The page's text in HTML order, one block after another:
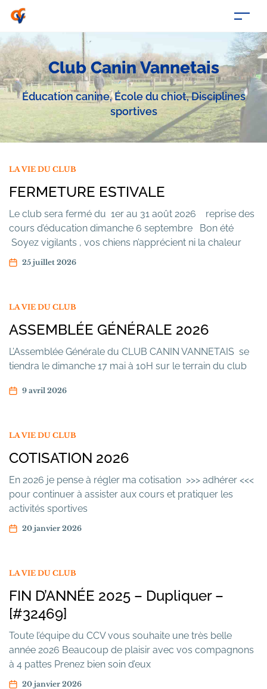
Club Canin Vannetais
Éducation canine, École du chiot, Disciplines
sportives
FERMETURE ESTIVALE
LA VIE DU CLUB
Le club sera fermé du 1er au 31 août 2026 reprise des
cours d’éducation dimanche 6 septembre Bon été
Soyez vigilants , vos chiens n’apprécient ni la chaleur
(une voiture = un four), ni les épillets, ni les tiques
25 juillet 2026
ASSEMBLÉE GÉNÉRALE 2026
LA VIE DU CLUB
L’Assemblée Générale du CLUB CANIN VANNETAIS se
tiendra le dimanche 17 mai à 10H sur le terrain du club
9 avril 2026
COTISATION 2026
LA VIE DU CLUB
En 2026 je pense à régler ma cotisation >>> adhérer <<<
pour continuer à assister aux cours et pratiquer les
activités sportives
20 janvier 2026
FIN D’ANNÉE 2025 – Dupliquer –
[#32469]
LA VIE DU CLUB
Toute l’équipe du CCV vous souhaite une très belle
année 2026 Beaucoup de plaisir avec vos compagnons
à 4 pattes Prenez bien soin d’eux
20 janvier 2026